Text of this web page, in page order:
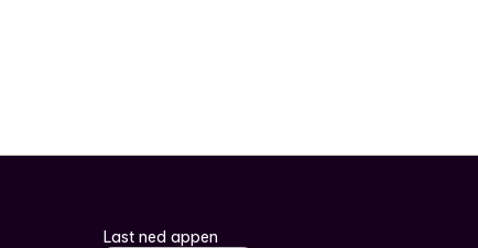
Last ned appen